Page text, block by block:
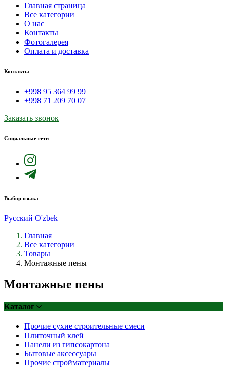
Главная страница
Все категории
О нас
Контакты
Фотогалерея
Оплата и доставка
Контакты
+998 95 364 99 99
+998 71 209 70 07
Заказать звонок
Социальные сети
Выбор языка
Русский O'zbek
Главная
Все категории
Товары
Монтажные пены
Монтажные пены
Каталог
Прочие сухие строительные смеси
Плиточный клей
Панели из гипсокартона
Бытовые аксессуары
Прочие стройматериалы